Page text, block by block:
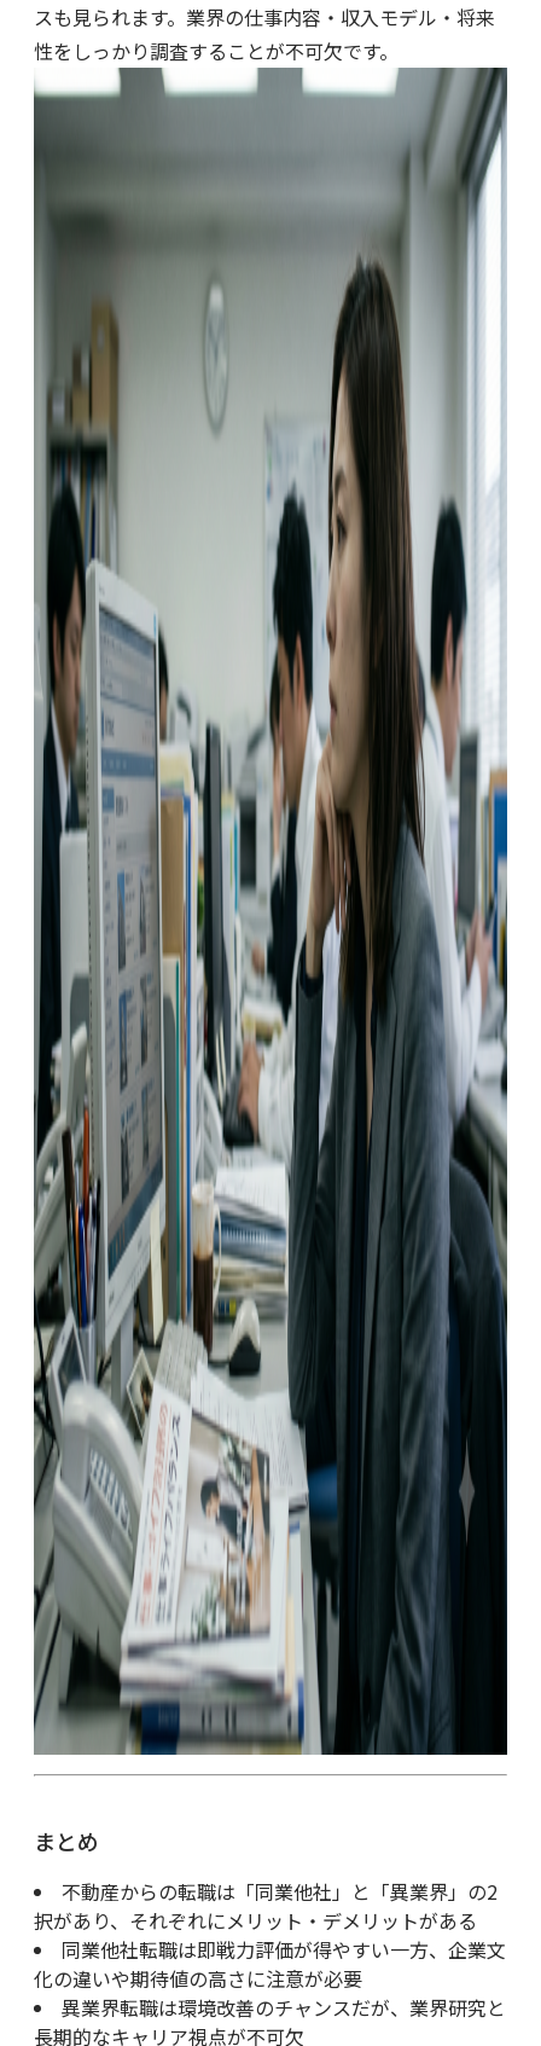
スも見られます。業界の仕事内容・収入モデル・将来
性をしっかり調査することが不可欠です。
まとめ
不動産からの転職は「同業他社」と「異業界」の2
択があり、それぞれにメリット・デメリットがある
同業他社転職は即戦力評価が得やすい一方、企業文
化の違いや期待値の高さに注意が必要
異業界転職は環境改善のチャンスだが、業界研究と
長期的なキャリア視点が不可欠